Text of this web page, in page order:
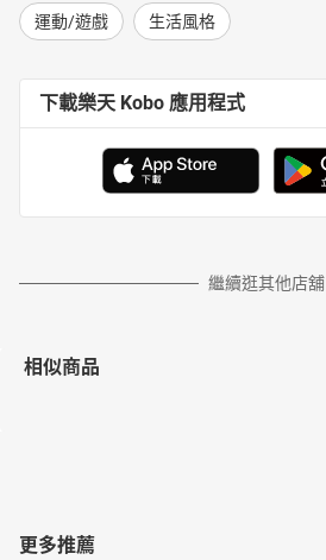
運動/遊戲 生活風格
下載樂天 Kobo 應用程式
繼續逛其他店舖
相似商品
更多推薦